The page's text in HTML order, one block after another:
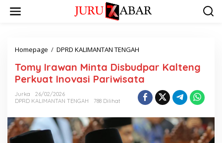
Homepage / DPRD KALIMANTAN TENGAH
Tomy Irawan Minta Disbudpar Kalteng
Perkuat Inovasi Pariwisata
Jurka
26/02/2026
DPRD KALIMANTAN TENGAH
788 Dilihat